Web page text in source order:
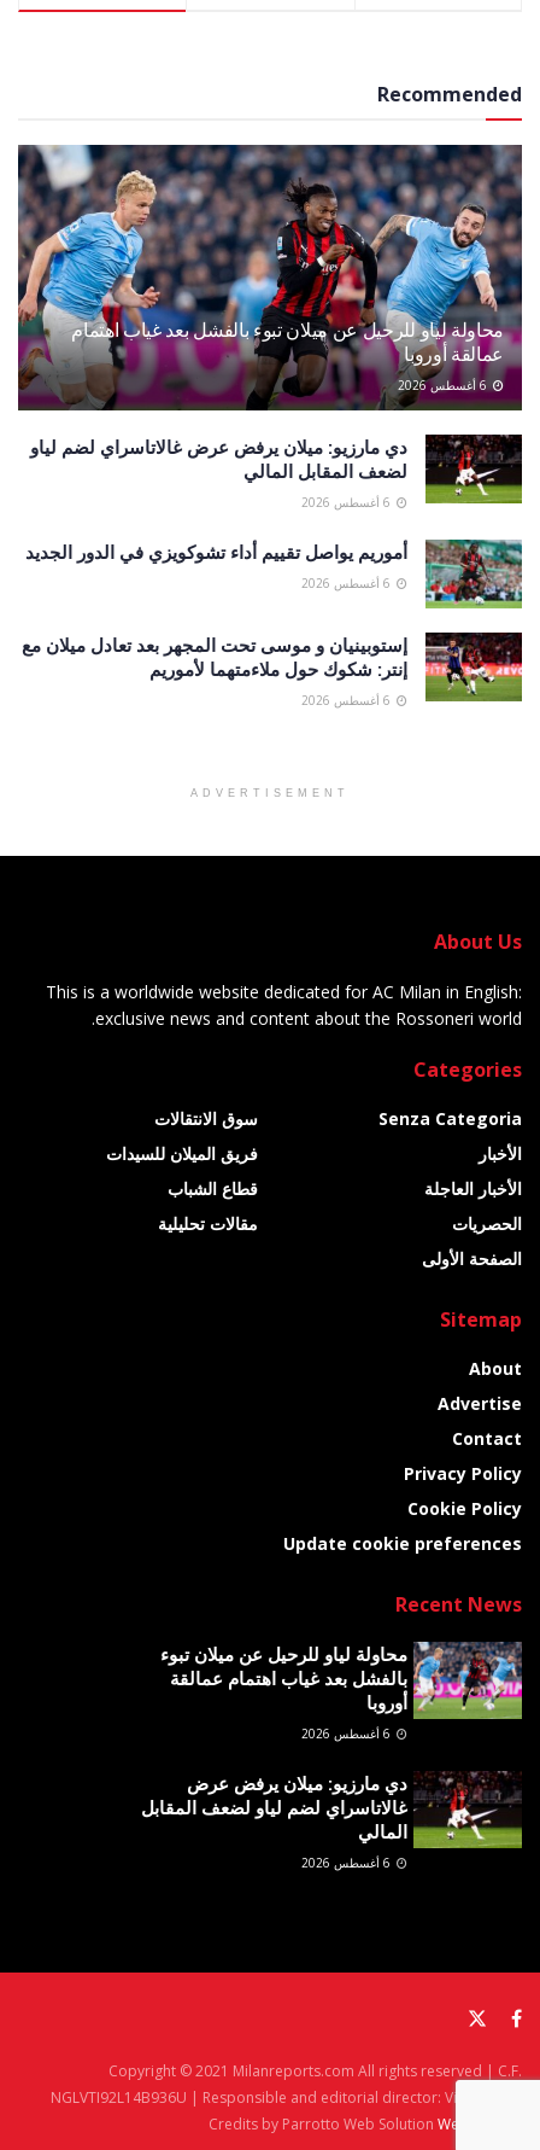
Recommended
محاولة لياو للرحيل عن ميلان تبوء بالفشل بعد غياب اهتمام
عمالقة أوروبا
دي مارزيو: ميلان يرفض عرض غالاتاسراي لضم لياو
لضعف المقابل المالي
أموريم يواصل تقييم أداء تشوكويزي في الدور الجديد
إستوبينيان و موسى تحت المجهر بعد تعادل ميلان مع
إنتر: شكوك حول ملاءمتهما لأموريم
ADVERTISEMENT
About Us
This is a worldwide website dedicated for AC Milan in English:
exclusive news and content about the Rossoneri world.
Categories
Senza Categoria
الأخبار
الأخبار العاجلة
الحصريات
الصفحة الأولى
سوق الانتقالات
فريق الميلان للسيدات
قطاع الشباب
مقالات تحليلية
Sitemap
About
Advertise
Contact
Privacy Policy
Cookie Policy
Update cookie preferences
Recent News
محاولة لياو للرحيل عن ميلان تبوء
بالفشل بعد غياب اهتمام عمالقة
أوروبا
دي مارزيو: ميلان يرفض عرض
غالاتاسراي لضم لياو لضعف المقابل
المالي
Copyright © 2021 Milanreports.com All rights reserved | C.F.
NGLVTI92L14B936U | Responsible and editorial director: Vito Angelè
Credits by Parrotto Web Solution Web Agency